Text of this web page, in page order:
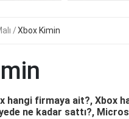
Xbox Kimin
hangi firmaya ait?, Xbox
ne kadar sattı?,